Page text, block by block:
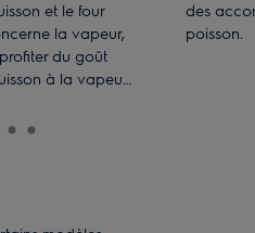
et le four
la vapeur,
du goût
à la vapeur
des
poisson.